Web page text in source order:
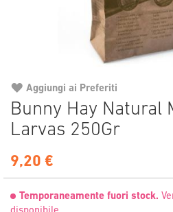
Bunny Hay Natural
Larvas 250Gr
9,20 €
Temporaneamente fuori stock.
Aggiungi ai Preferiti
all'inizio
della